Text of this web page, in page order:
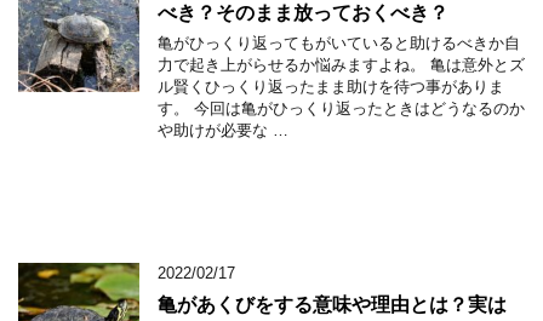
べき？そのまま放っておくべき？
亀がひっくり返ってもがいていると助けるべきか自
力で起き上がらせるか悩みますよね。 亀は意外とズ
ル賢くひっくり返ったまま助けを待つ事がありま
す。 今回は亀がひっくり返ったときはどうなるのか
や助けが必要な …
2022/02/17
亀があくびをする意味や理由とは？実は